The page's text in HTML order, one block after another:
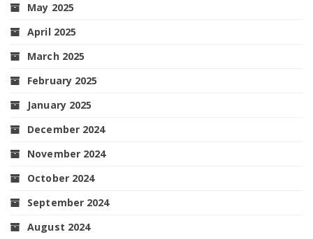
May 2025
April 2025
March 2025
February 2025
January 2025
December 2024
November 2024
October 2024
September 2024
August 2024